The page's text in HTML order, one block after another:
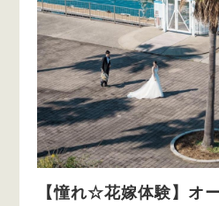
【憧れ☆花嫁体験】オ